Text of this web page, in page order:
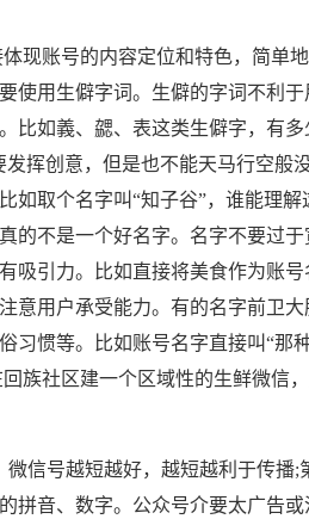
现账号的内容定位和特色，简单
使用生僻字词。生僻的字词不利于
比如義、勰、表这类生僻字，有多
挥创意，但是也不能天马行空般
如取个名字叫“知子谷”，谁能理解
的不是一个好名字。名字不要过
吸引力。比如直接将美食作为账
意用户承受能力。有的名字前卫
习惯等。比如账号名字直接叫“那
族社区建一个区域性的生鲜微信，
信号越短越好，越短越利于传播;
拼音、数字。公众号介要太广告